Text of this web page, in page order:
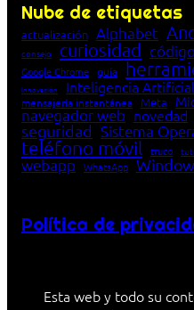
Nube de etiquetas
actualización Alphabet
consejo
curiosidad
Google Chrome guía
innovación Inteligencia Artificial
mensajería instantánea Meta
navegador web novedad
seguridad Sistema
teléfono móvil truco
webapp WhatsApp
Política de
Esta web y todo su